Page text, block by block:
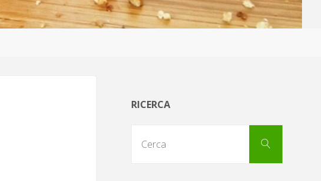
RICERCA
Cerca